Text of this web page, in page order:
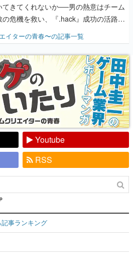
てきてくれないか──男の熱意はチーム
の危機を救い、『.hack』成功の活路を
年ジャンプ』色だった【若ゲのいた
イターの青春〜の記事一覧
Youtube
RSS
事ランキング